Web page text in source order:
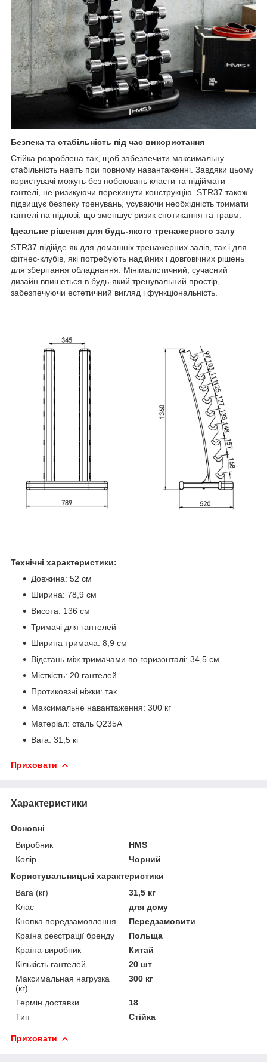
Безпека та стабільність під час використання
Стійка розроблена так, щоб забезпечити максимальну
стабільність навіть при повному навантаженні. Завдяки цьому
користувачі можуть без побоювань класти та підіймати
гантелі, не ризикуючи перекинути конструкцію. STR37 також
підвищує безпеку тренувань, усуваючи необхідність тримати
гантелі на підлозі, що зменшує ризик спотикання та травм.
Ідеальне рішення для будь-якого тренажерного залу
STR37 підійде як для домашніх тренажерних залів, так і для
фітнес-клубів, які потребують надійних і довговічних рішень
для зберігання обладнання. Мінімалістичний, сучасний
дизайн впишеться в будь-який тренувальний простір,
забезпечуючи естетичний вигляд і функціональність.
Технічні характеристики:
Довжина: 52 см
Ширина: 78,9 см
Висота: 136 см
Тримачі для гантелей
Ширина тримача: 8,9 см
Відстань між тримачами по горизонталі: 34,5 см
Місткість: 20 гантелей
Протиковзні ніжки: так
Максимальне навантаження: 300 кг
Матеріал: сталь Q235A
Вага: 31,5 кг
Приховати
Характеристики
Основні
Виробник
HMS
Колір
Чорний
Користувальницькі характеристики
Вага (кг)
31,5 кг
Клас
для дому
Кнопка передзамовлення
Передзамовити
Країна реєстрації бренду
Польща
Країна-виробник
Китай
Кількість гантелей
20 шт
Максимальная нагрузка
(кг)
300 кг
Термін доставки
18
Тип
Стійка
Приховати